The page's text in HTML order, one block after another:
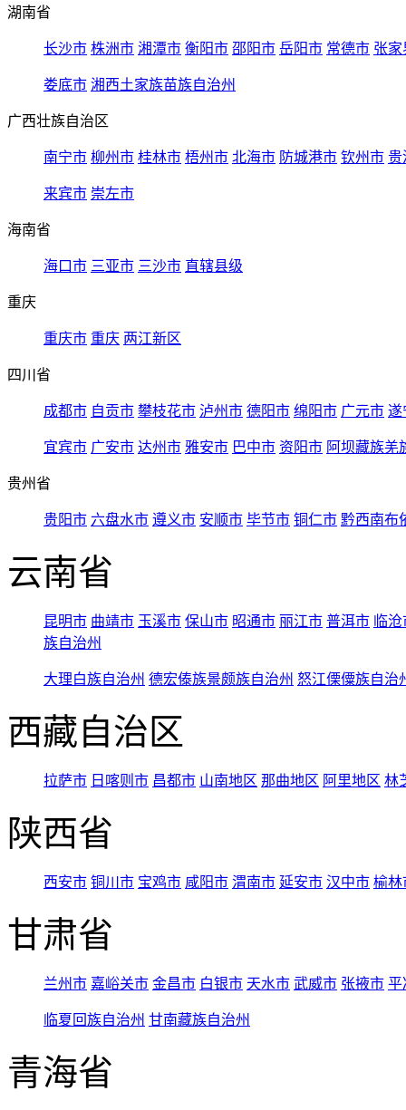
湖南省
长沙市 株洲市 湘潭市 衡阳市 邵阳市 岳阳市 常德市 张家
娄底市 湘西土家族苗族自治州
广西壮族自治区
南宁市 柳州市 桂林市 梧州市 北海市 防城港市 钦州市 贵
来宾市 崇左市
海南省
海口市 三亚市 三沙市 直辖县级
重庆
重庆市 重庆 两江新区
四川省
成都市 自贡市 攀枝花市 泸州市 德阳市 绵阳市 广元市 遂
宜宾市 广安市 达州市 雅安市 巴中市 资阳市 阿坝藏族羌
贵州省
贵阳市 六盘水市 遵义市 安顺市 毕节市 铜仁市 黔西南布
云南省
昆明市 曲靖市 玉溪市 保山市 昭通市 丽江市 普洱市 临
族自治州
大理白族自治州 德宏傣族景颇族自治州 怒江傈僳族自治
西藏自治区
拉萨市 日喀则市 昌都市 山南地区 那曲地区 阿里地区 林
陕西省
西安市 铜川市 宝鸡市 咸阳市 渭南市 延安市 汉中市 榆林
甘肃省
兰州市 嘉峪关市 金昌市 白银市 天水市 武威市 张掖市 平
临夏回族自治州 甘南藏族自治州
青海省